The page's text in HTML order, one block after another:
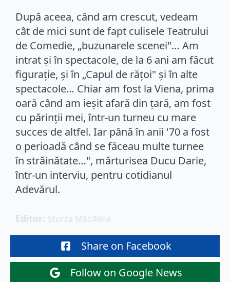
După aceea, când am crescut, vedeam
cât de mici sunt de fapt culisele Teatrului
de Comedie, „buzunarele scenei"… Am
intrat şi în spectacole, de la 6 ani am făcut
figuraţie, şi în „Capul de răţoi" şi în alte
spectacole… Chiar am fost la Viena, prima
oară când am ieşit afară din ţară, am fost
cu părinţii mei, într-un turneu cu mare
succes de altfel. Iar până în anii '70 a fost
o perioadă când se făceau multe turnee
în străinătate…", mărturisea Ducu Darie,
într-un interviu, pentru cotidianul
Adevărul.
Editor: Sturza Mădălina
Share on Facebook
Follow on Google News